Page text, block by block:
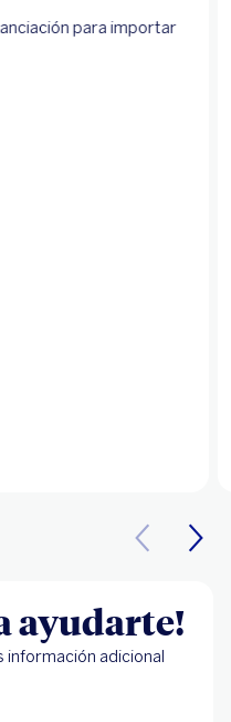
para importar
ayudarte!
información adicional